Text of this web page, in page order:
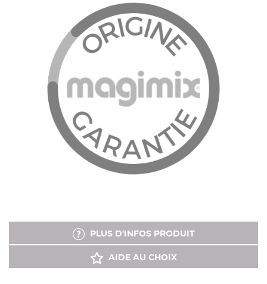
PLUS D'INFOS PRODUIT
AIDE AU CHOIX